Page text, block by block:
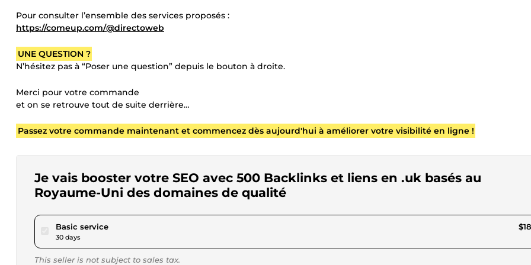
Pour consulter l’ensemble des services proposés :
https://comeup.com/@directoweb
UNE QUESTION ?
N’hésitez pas à “Poser une question” depuis le bouton à droite.
Merci pour votre commande
et on se retrouve tout de suite derrière…
Passez votre commande maintenant et commencez dès aujourd'hui à améliorer votre visibilité en ligne !
Je vais booster votre SEO avec 500 Backlinks et liens en .uk basés au
Royaume-Uni des domaines de qualité
Basic servicepour $17.28
30 days
This seller is not subject to sales tax.